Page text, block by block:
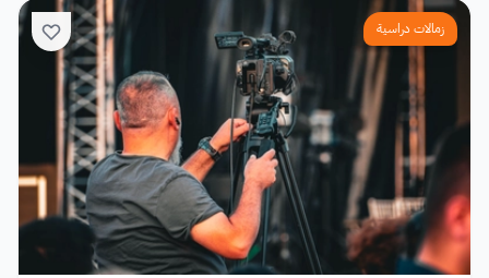
زمالات دراسية